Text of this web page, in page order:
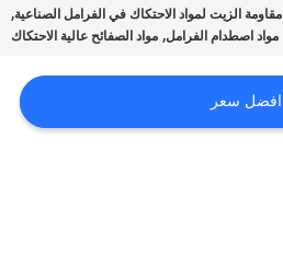
مقاومة الزيت لمواد الاحتكاك في الفرامل الصناعية,
مواد اصطدام الفرامل, مواد الصفائح عالية الاحتكاك
افضل سعر